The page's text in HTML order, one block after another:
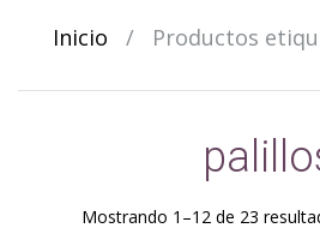
Inicio / Productos
Mostrando 1–12 de 23